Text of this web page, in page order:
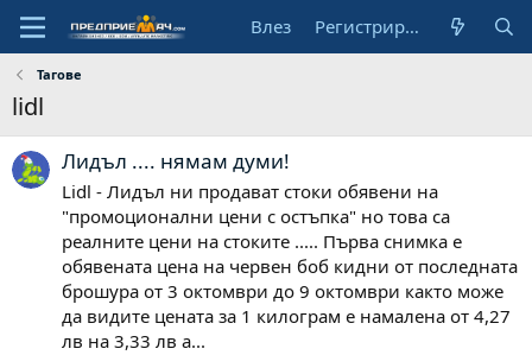
Влез Регистрирай се
Тагове
lidl
Лидъл .... нямам думи!
Lidl - Лидъл ни продават стоки обявени на
"промоционални цени с остъпка" но това са
реалните цени на стоките ..... Първа снимка е
обявената цена на червен боб кидни от последната
брошура от 3 октомври до 9 октомври както може
да видите цената за 1 килограм е намалена от 4,27
лв на 3,33 лв а...